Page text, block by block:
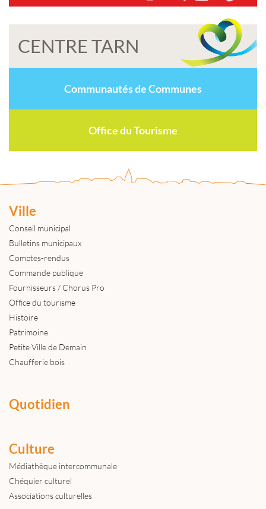
CENTRE TARN
Communautés de Communes
Office du Tourisme
Ville
Conseil municipal
Bulletins municipaux
Comptes-rendus
Commande publique
Fournisseurs / Chorus Pro
Office du tourisme
Histoire
Patrimoine
Petite Ville de Demain
Chaufferie bois
Quotidien
Culture
Médiathèque intercommunale
Chéquier culturel
Associations culturelles